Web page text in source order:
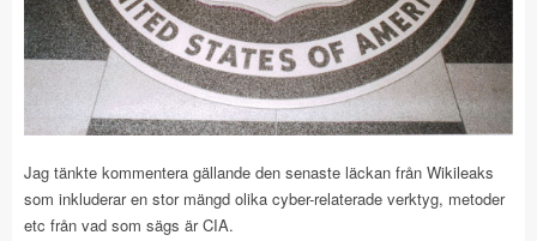
Jag tänkte kommentera gällande den senaste läckan från Wikileaks
som inkluderar en stor mängd olika cyber-relaterade verktyg, metoder
etc från vad som sägs är CIA.